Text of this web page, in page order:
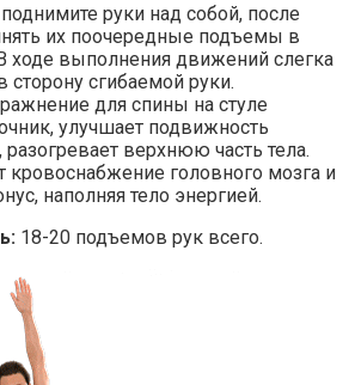
руки над собой, после
их поочередные подъемы в
ходе выполнения движений слегка
сторону сгибаемой руки.
для спины на стуле
улучшает подвижность
верхнюю часть тела.
кровоснабжение головного мозга и
наполняя тело энергией.
18-20 подъемов рук всего.